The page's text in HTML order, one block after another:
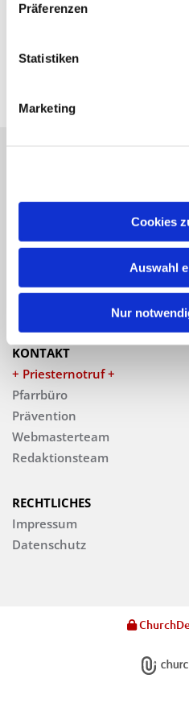
Präferenzen
Statistiken
Marketing
Cookies
Auswahl
Nur
Pfarrei St. Benedikt
Gottesdienste
KONTAKT
+ Priesternotruf +
Pfarrbüro
Prävention
Webmasterteam
Redaktionsteam
RECHTLICHES
Impressum
Datenschutz